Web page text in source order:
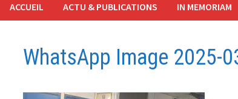
ACCUEIL ACTU & PUBLICATIONS IN MEMORIAM
WhatsApp Image 2025-